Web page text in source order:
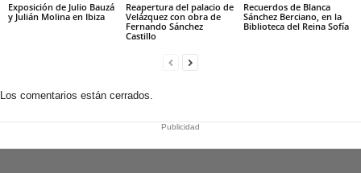
Exposición de Julio Bauzá
y Julián Molina en Ibiza
Reapertura del palacio de
Velázquez con obra de
Fernando Sánchez
Castillo
Recuerdos de Blanca
Sánchez Berciano, en la
Biblioteca del Reina Sofía
Los comentarios están cerrados.
Publicidad